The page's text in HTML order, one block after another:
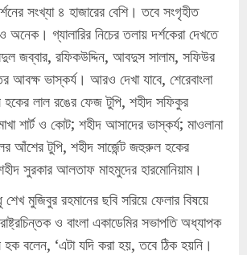
সংখ্যা ৪ হাজারের বেশি। তবে সংগৃহীত
অনেক। গ্যালারির নিচের তলায় দর্শকেরা দেখতে
জব্বার, রফিকউদ্দিন, আবদুস সালাম, সফিউর
ভাস্কর্য। আরও দেখা যাবে, শেরেবাংলা
লাল রঙের ফেজ টুপি, শহীদ সফিকুর
শার্ট ও কোট; শহীদ আসাদের ভাস্কর্য; মাওলানা
আঁশের টুপি, শহীদ সার্জেন্ট জহুরুল হকের
শহীদ সুরকার আলতাফ মাহমুদের হারমোনিয়াম।
শেখ মুজিবুর রহমানের ছবি সরিয়ে ফেলার বিষয়ে
রাষ্ট্রচিন্তক ও বাংলা একাডেমির সভাপতি অধ্যাপক
বলেন, ‘এটা যদি করা হয়, তবে ঠিক হয়নি।